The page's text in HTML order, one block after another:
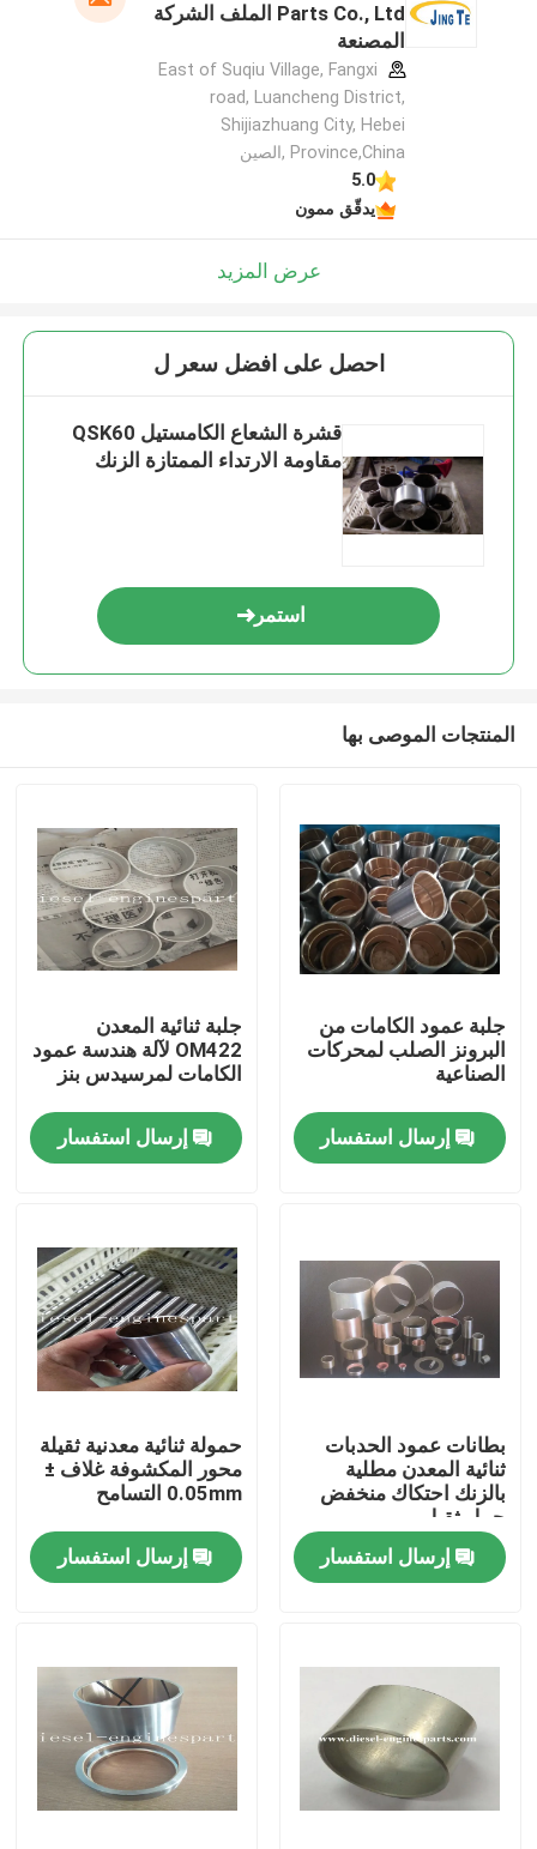
منزل
أشرطة فيديو
عرض الواقع الافتراضي
حول بنا
جولة في المعمل
طلب اقتباس
Parts Co., Ltd الملف الشركة
المصنعة
East of Suqiu Village, Fangxi
road, Luancheng District,
Shijiazhuang City, Hebei
Province,China ,الصين
5.0
يدقّق ممون
عرض المزيد
احصل على افضل سعر ل
قشرة الشعاع الكامستيل QSK60
مقاومة الارتداء الممتازة الزنك
استمر
المنتجات الموصى بها
جلبة عمود الكامات من
البرونز الصلب لمحركات
الصناعية
إرسال استفسار
جلبة ثنائية المعدن
OM422 لآلة هندسة عمود
الكامات لمرسيدس بنز
إرسال استفسار
بطانات عمود الحدبات
ثنائية المعدن مطلية
بالزنك احتكاك منخفض
حمل ثقيل
إرسال استفسار
حمولة ثنائية معدنية ثقيلة
محور المكشوفة غلاف ±
0.05mm التسامح
إرسال استفسار